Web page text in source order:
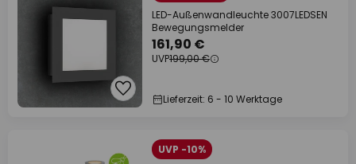
LED-Außenwandleuchte 3007LEDSEN
Bewegungsmelder
161,90 €
UVP199,00 €
Lieferzeit: 6 - 10 Werktage
UVP -10%